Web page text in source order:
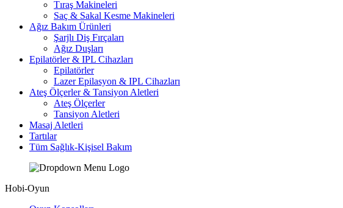
Tıraş Makineleri
Saç & Sakal Kesme Makineleri
Ağız Bakım Ürünleri
Şarjlı Diş Fırçaları
Ağız Duşları
Epilatörler & IPL Cihazları
Epilatörler
Lazer Epilasyon & IPL Cihazları
Ateş Ölçerler & Tansiyon Aletleri
Ateş Ölçerler
Tansiyon Aletleri
Masaj Aletleri
Tartılar
Tüm Sağlık-Kişisel Bakım
Hobi-Oyun